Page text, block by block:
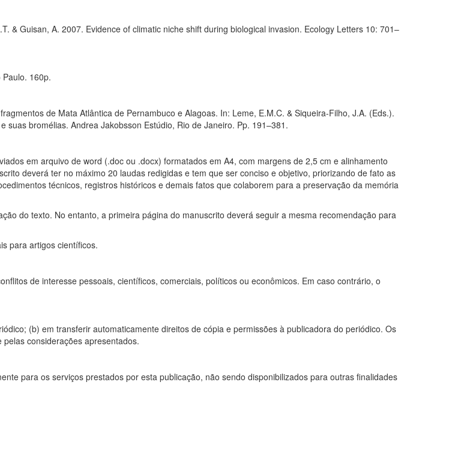
& Guisan, A. 2007. Evidence of climatic niche shift during biological invasion. Ecology Letters 10: 701–
Paulo. 160p.
de Mata Atlântica de Pernambuco e Alagoas. In: Leme, E.M.C. & Siqueira-Filho, J.A. (Eds.).
bromélias. Andrea Jakobsson Estúdio, Rio de Janeiro. Pp. 191–381.
em arquivo de word (.doc ou .docx) formatados em A4, com margens de 2,5 cm e alinhamento
deverá ter no máximo 20 laudas redigidas e tem que ser conciso e objetivo, priorizando de fato as
técnicos, registros históricos e demais fatos que colaborem para a preservação da memória
do texto. No entanto, a primeira página do manuscrito deverá seguir a mesma recomendação para
para artigos científicos.
de interesse pessoais, científicos, comerciais, políticos ou econômicos. Em caso contrário, o
(b) em transferir automaticamente direitos de cópia e permissões à publicadora do periódico. Os
considerações apresentados.
para os serviços prestados por esta publicação, não sendo disponibilizados para outras finalidades